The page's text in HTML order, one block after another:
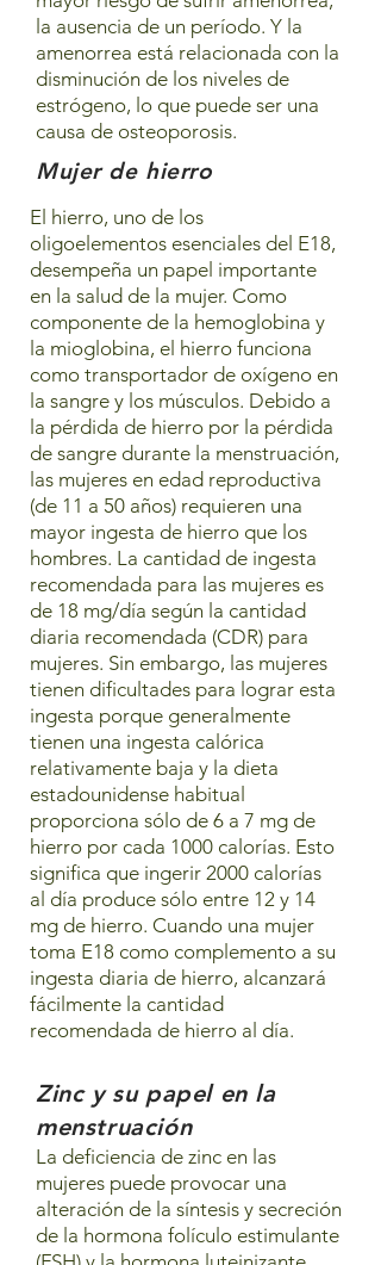
la ausencia de un período. Y la
amenorrea está relacionada con la
disminución de los niveles de
estrógeno, lo que puede ser una
causa de osteoporosis.
Mujer de hierro
El hierro, uno de los
oligoelementos esenciales del E18,
desempeña un papel importante
en la salud de la mujer. Como
componente de la hemoglobina y
la mioglobina, el hierro funciona
como transportador de oxígeno en
la sangre y los músculos. Debido a
la pérdida de hierro por la pérdida
de sangre durante la menstruación,
las mujeres en edad reproductiva
(de 11 a 50 años) requieren una
mayor ingesta de hierro que los
hombres. La cantidad de ingesta
recomendada para las mujeres es
de 18 mg/día según la cantidad
diaria recomendada (CDR) para
mujeres. Sin embargo, las mujeres
tienen dificultades para lograr esta
ingesta porque generalmente
tienen una ingesta calórica
relativamente baja y la dieta
estadounidense habitual
proporciona sólo de 6 a 7 mg de
hierro por cada 1000 calorías. Esto
significa que ingerir 2000 calorías
al día produce sólo entre 12 y 14
mg de hierro. Cuando una mujer
toma E18 como complemento a su
ingesta diaria de hierro, alcanzará
fácilmente la cantidad
recomendada de hierro al día.
Zinc y su papel en la
menstruación
La deficiencia de zinc en las
mujeres puede provocar una
alteración de la síntesis y secreción
de la hormona folículo estimulante